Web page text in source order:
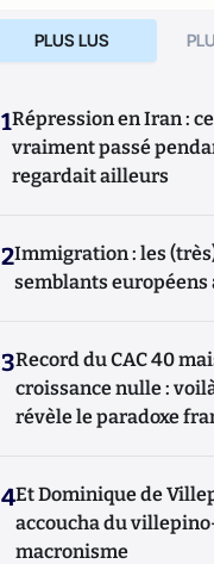
PLUS LUS
1Répression en Iran :
vraiment passé
regardait ailleurs
2Immigration : les
semblants européens
3Record du CAC 40
croissance nulle :
révèle le paradoxe
4Et Dominique de
accoucha du
macronisme